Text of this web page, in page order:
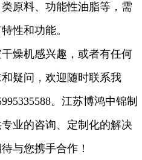
原料、功能性油脂等，需
性和功能。
燥机感兴趣，或者有任何
疑问，欢迎随时联系我
。江苏博鸿中锦制
业的咨询、定制化的解决
与您携手合作！